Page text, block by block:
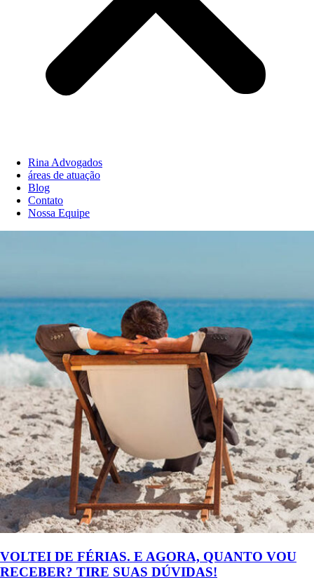
Rina Advogados
áreas de atuação
Blog
Contato
Nossa Equipe
VOLTEI DE FÉRIAS. E AGORA, QUANTO VOU
RECEBER? TIRE SUAS DÚVIDAS!